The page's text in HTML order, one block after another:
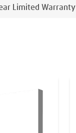
Limited Warranty